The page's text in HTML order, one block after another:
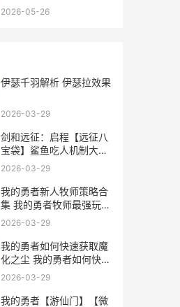
教程
2026-05-26
伊瑟千羽解析 伊瑟拉效果
2026-03-29
剑和远征：启程【远征八
宝袋】鲨鱼吃人机制大揭
晓 剑与远征故事全集
2026-03-29
我的勇者新人牧师策略合
集 我的勇者牧师最强玩法
2021
2026-03-29
我的勇者如何快速获取魔
化之尘 我的勇者如何快速
提升元素穿透
2026-03-29
我的勇者【游仙门】【微